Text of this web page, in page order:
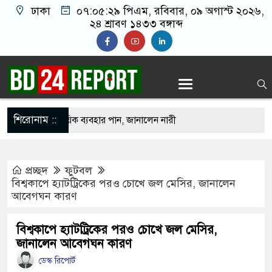
ঢাকা ০৭:০৫:৩০ পিএম, রবিবার, ০৯ অগাস্ট ২০২৬,
২৪ শ্রাবণ ১৪৩৩ বঙ্গাব্দ
শিরোনাম ::
অমায়িক ব্যবহার পান, জানালেন নারী
বিএনপি নেতা গ্রেপ্তার
ওপর মার শুরু হয়েছে কেবল, আসল মার তো শুরুই
২ লাখ টাকা খেলো ইঁদুর-উইপোকা, নিঃস্ব কৃষক
প্রচ্ছদ
ফুটবল
বিশ্বকাপে হ্যাটট্রিকের পরও চোখে জল মেসির, জানালেন
আবেগঘন কারণ
বিশ্বকাপে হ্যাটট্রিকের পরও চোখে জল মেসির,
জানালেন আবেগঘন কারণ
ডেস্ক রিপোর্ট